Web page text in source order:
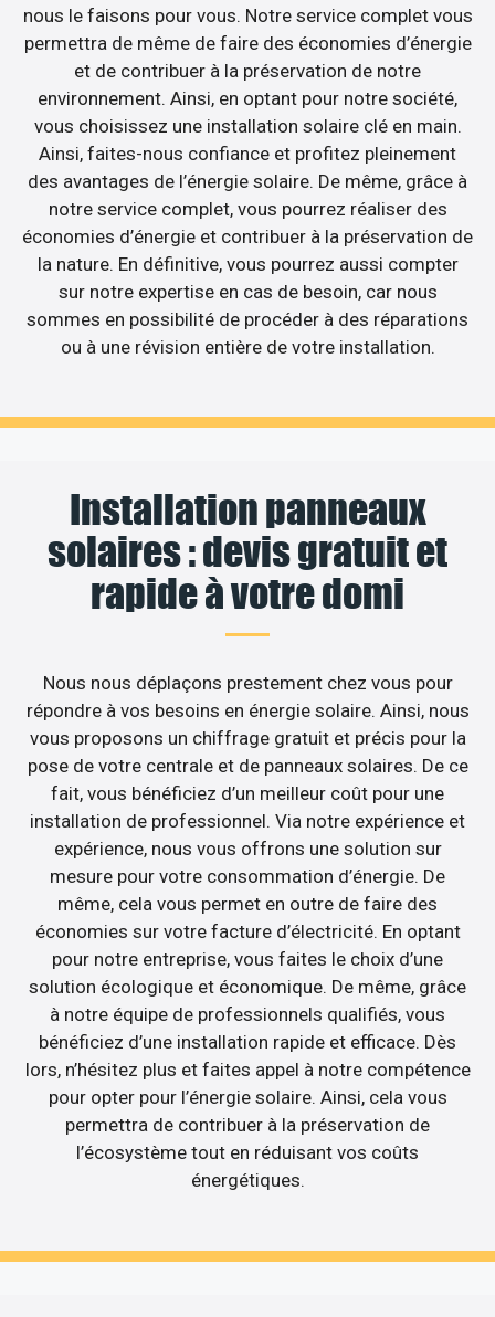
nous le faisons pour vous. Notre service complet vous
permettra de même de faire des économies d’énergie
et de contribuer à la préservation de notre
environnement. Ainsi, en optant pour notre société,
vous choisissez une installation solaire clé en main.
Ainsi, faites-nous confiance et profitez pleinement
des avantages de l’énergie solaire. De même, grâce à
notre service complet, vous pourrez réaliser des
économies d’énergie et contribuer à la préservation de
la nature. En définitive, vous pourrez aussi compter
sur notre expertise en cas de besoin, car nous
sommes en possibilité de procéder à des réparations
ou à une révision entière de votre installation.
Installation panneaux
solaires : devis gratuit et
rapide à votre domi
Nous nous déplaçons prestement chez vous pour
répondre à vos besoins en énergie solaire. Ainsi, nous
vous proposons un chiffrage gratuit et précis pour la
pose de votre centrale et de panneaux solaires. De ce
fait, vous bénéficiez d’un meilleur coût pour une
installation de professionnel. Via notre expérience et
expérience, nous vous offrons une solution sur
mesure pour votre consommation d’énergie. De
même, cela vous permet en outre de faire des
économies sur votre facture d’électricité. En optant
pour notre entreprise, vous faites le choix d’une
solution écologique et économique. De même, grâce
à notre équipe de professionnels qualifiés, vous
bénéficiez d’une installation rapide et efficace. Dès
lors, n’hésitez plus et faites appel à notre compétence
pour opter pour l’énergie solaire. Ainsi, cela vous
permettra de contribuer à la préservation de
l’écosystème tout en réduisant vos coûts
énergétiques.